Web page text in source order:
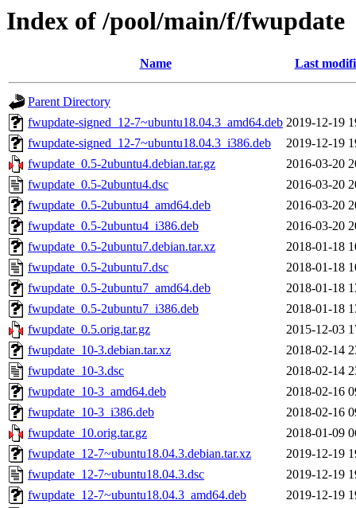
Index of /pool/main/f/fwupdate
Name Last
Parent Directory
fwupdate-signed_12-7~ubuntu18.04.3_amd64.deb 2019-12-19
fwupdate-signed_12-7~ubuntu18.04.3_i386.deb
2019-12-19
fwupdate_0.5-2ubuntu4.debian.tar.gz
2016-03-20
fwupdate_0.5-2ubuntu4.dsc
2016-03-20
fwupdate_0.5-2ubuntu4_amd64.deb
2016-03-20
fwupdate_0.5-2ubuntu4_i386.deb
2016-03-20
fwupdate_0.5-2ubuntu7.debian.tar.xz
2018-01-18
fwupdate_0.5-2ubuntu7.dsc
2018-01-18
fwupdate_0.5-2ubuntu7_amd64.deb
2018-01-18
fwupdate_0.5-2ubuntu7_i386.deb
2018-01-18
fwupdate_0.5.orig.tar.gz
2015-12-03
fwupdate_10-3.debian.tar.xz
2018-02-14
fwupdate_10-3.dsc
2018-02-14
fwupdate_10-3_amd64.deb
2018-02-16
fwupdate_10-3_i386.deb
2018-02-16
fwupdate_10.orig.tar.gz
2018-01-09
fwupdate_12-7~ubuntu18.04.3.debian.tar.xz
2019-12-19
fwupdate_12-7~ubuntu18.04.3.dsc
2019-12-19
fwupdate_12-7~ubuntu18.04.3_amd64.deb
2019-12-19